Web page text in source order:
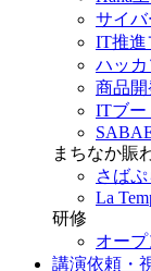
サイバ
IT推進
ハッカ
商品開
ITブー
まちなか賑
さばぷ
La
研修
オー
講演依頼・